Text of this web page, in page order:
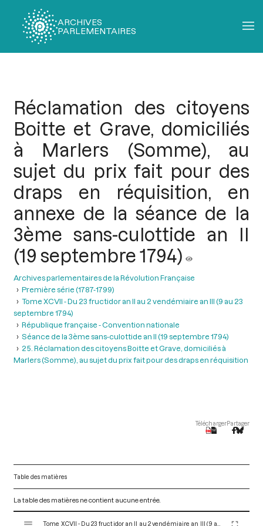
ARCHIVES
PARLEMENTAIRES
Réclamation des citoyens
Boitte et Grave, domiciliés
à Marlers (Somme), au
sujet du prix fait pour des
draps en réquisition, en
annexe de la séance de la
3ème sans-culottide an II
(19 septembre 1794)
Archives parlementaires de la Révolution Française
Première série (1787-1799)
Tome XCVII - Du 23 fructidor an II au 2 vendémiaire an III (9 au 23
septembre 1794)
République française - Convention nationale
Séance de la 3ème sans-culottide an II (19 septembre 1794)
25. Réclamation des citoyens Boitte et Grave, domiciliés à
Marlers (Somme), au sujet du prix fait pour des draps en réquisition
TéléchargerPartager
Table des matières
La table des matières ne contient aucune entrée.